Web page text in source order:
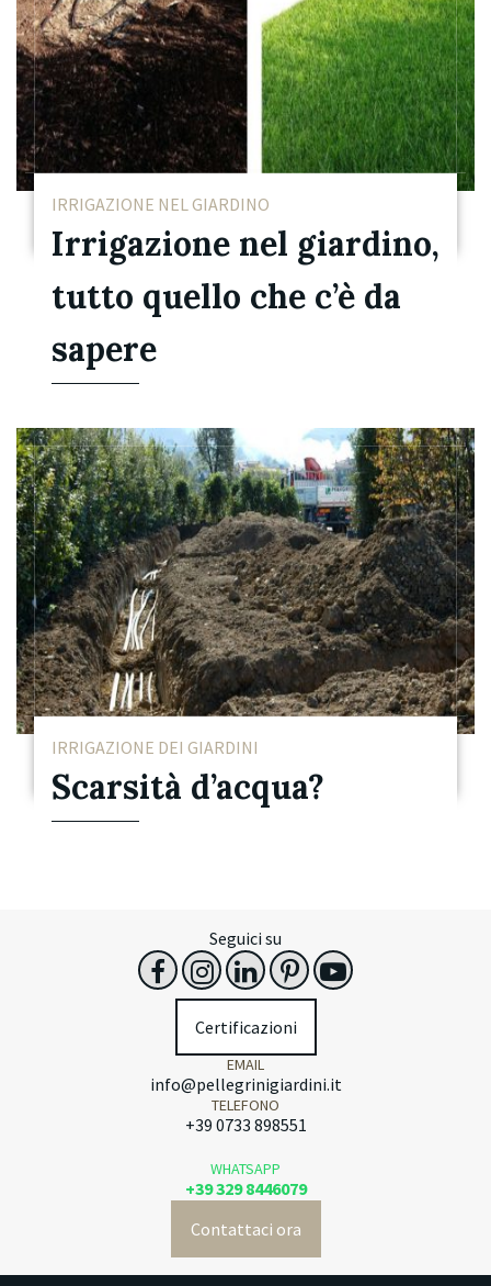
IRRIGAZIONE NEL GIARDINO
Irrigazione nel giardino,
tutto quello che c’è da
sapere
IRRIGAZIONE DEI GIARDINI
Scarsità d’acqua?
Seguici su
Certificazioni
EMAIL
info@pellegrinigiardini.it
TELEFONO
+39 0733 898551
WHATSAPP
+39 329 8446079
Contattaci ora